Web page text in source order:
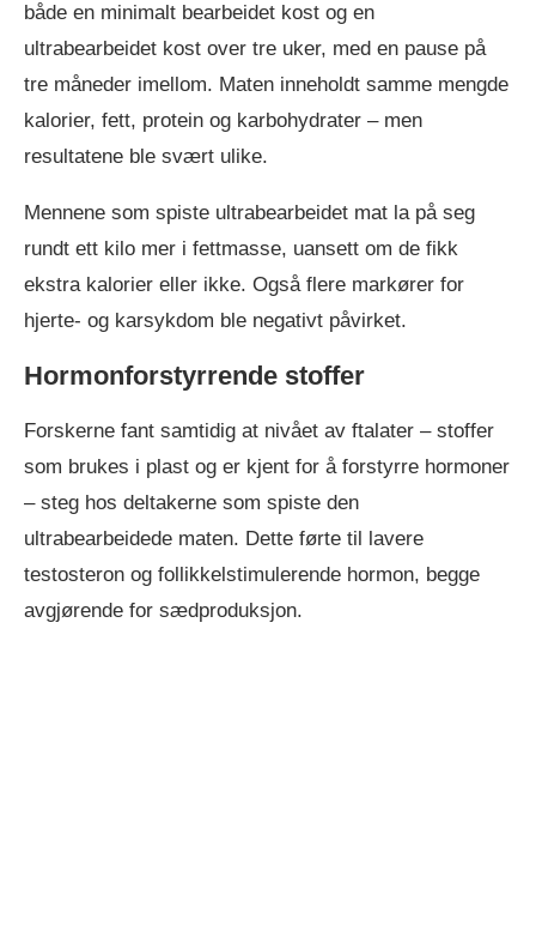
både en minimalt bearbeidet kost og en
ultrabearbeidet kost over tre uker, med en pause på
tre måneder imellom. Maten inneholdt samme mengde
kalorier, fett, protein og karbohydrater – men
resultatene ble svært ulike.
Mennene som spiste ultrabearbeidet mat la på seg
rundt ett kilo mer i fettmasse, uansett om de fikk
ekstra kalorier eller ikke. Også flere markører for
hjerte- og karsykdom ble negativt påvirket.
Hormonforstyrrende stoffer
Forskerne fant samtidig at nivået av ftalater – stoffer
som brukes i plast og er kjent for å forstyrre hormoner
– steg hos deltakerne som spiste den
ultrabearbeidede maten. Dette førte til lavere
testosteron og follikkelstimulerende hormon, begge
avgjørende for sædproduksjon.